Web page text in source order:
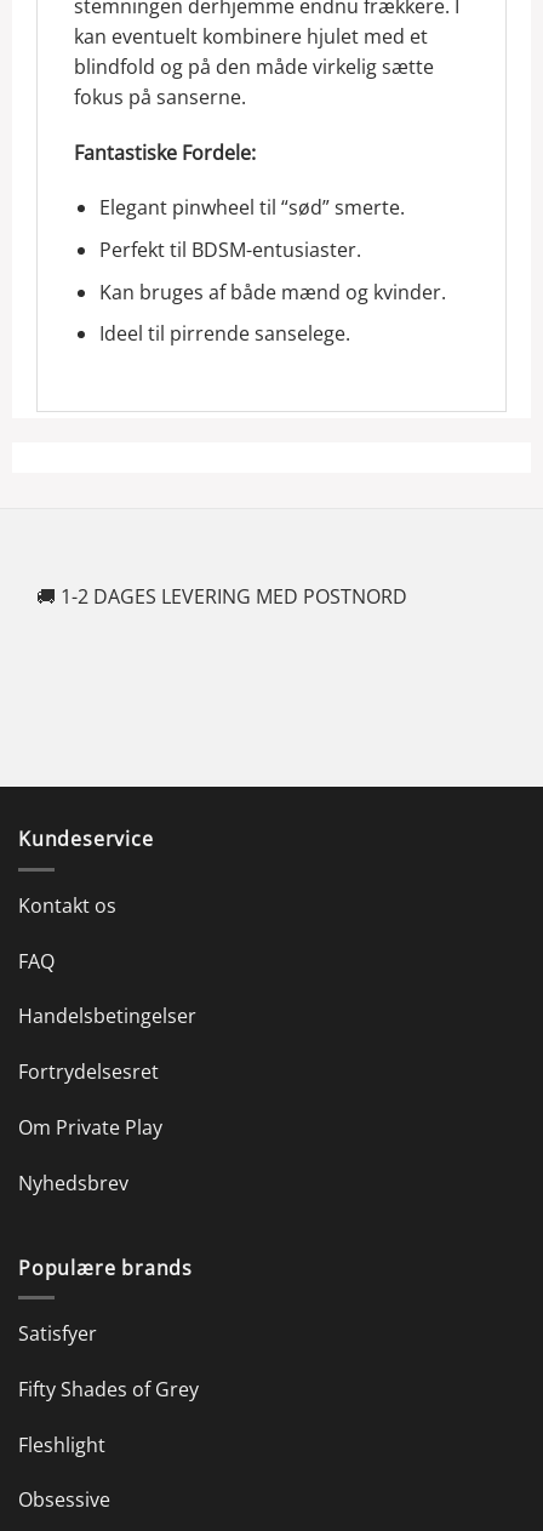
stemningen derhjemme endnu frækkere. I
kan eventuelt kombinere hjulet med et
blindfold og på den måde virkelig sætte
fokus på sanserne.
Fantastiske Fordele:
Elegant pinwheel til “sød” smerte.
Perfekt til BDSM-entusiaster.
Kan bruges af både mænd og kvinder.
Ideel til pirrende sanselege.
🚚 1-2 DAGES LEVERING MED POSTNORD
Kundeservice
Kontakt os
FAQ
Handelsbetingelser
Fortrydelsesret
Om Private Play
Nyhedsbrev
Populære brands
Satisfyer
Fifty Shades of Grey
Fleshlight
Obsessive